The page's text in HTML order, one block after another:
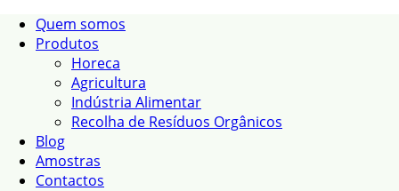
Quem somos
Produtos
Horeca
Agricultura
Indústria Alimentar
Recolha de Resíduos Orgânicos
Blog
Amostras
Contactos